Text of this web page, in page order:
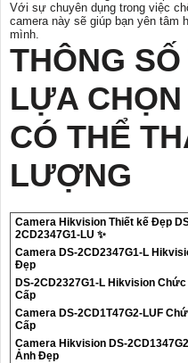
Với sự chuyên dụng trong việc
camera này sẽ giúp bạn yên tâm
mình.
THÔNG
LỰA
CÓ THỂ
LƯỢNG
Camera Hikvision Thiết kế Đẹp
2CD2347G1-LU ✨
Camera DS-2CD2347G1-L
Đẹp
DS-2CD2327G1-L Hikvision Chức
Cấp
Camera DS-2CD1T47G2-LUF
Cấp
Camera Hikvision DS-
Ảnh Đẹp